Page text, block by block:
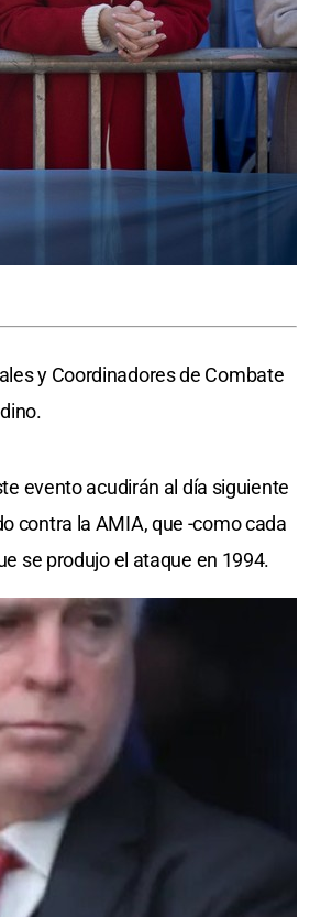
y Coordinadores de Combate
evento acudirán al día siguiente
contra la AMIA, que -como cada
se produjo el ataque en 1994.